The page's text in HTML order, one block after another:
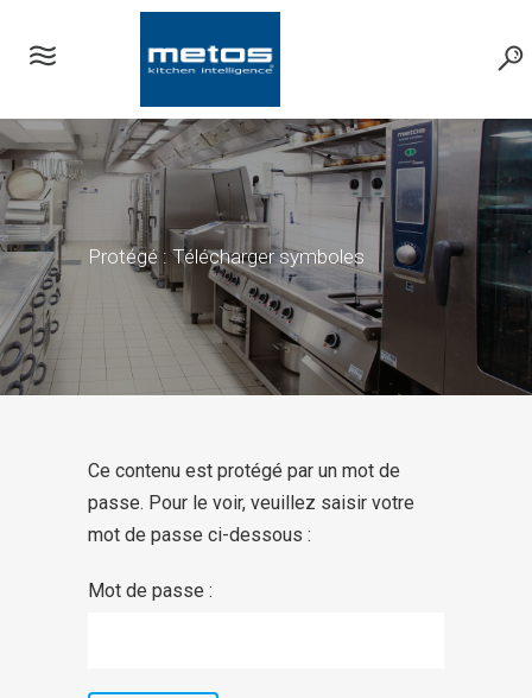
Protégé : Télécharger symboles
Ce contenu est protégé par un mot de
passe. Pour le voir, veuillez saisir votre
mot de passe ci-dessous :
Mot de passe :